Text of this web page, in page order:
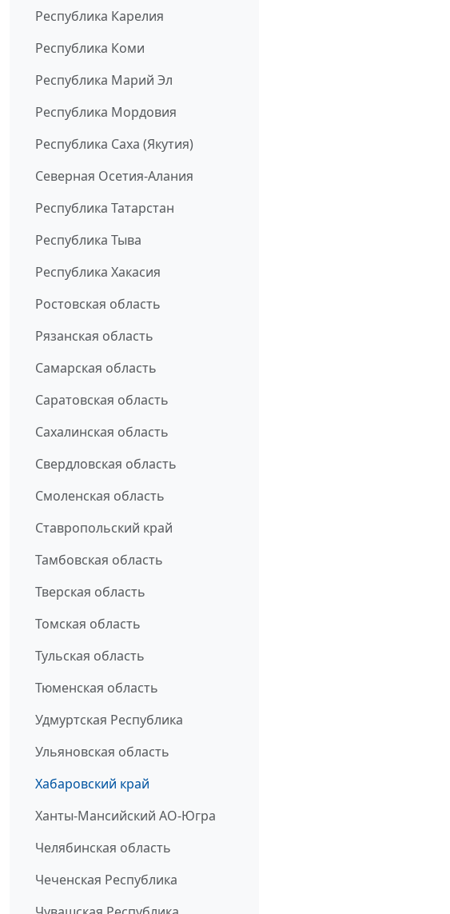
Республика Карелия
Республика Коми
Республика Марий Эл
Республика Мордовия
Республика Саха (Якутия)
Северная Осетия-Алания
Республика Татарстан
Республика Тыва
Республика Хакасия
Ростовская область
Рязанская область
Самарская область
Саратовская область
Сахалинская область
Свердловская область
Смоленская область
Ставропольский край
Тамбовская область
Тверская область
Томская область
Тульская область
Тюменская область
Удмуртская Республика
Ульяновская область
Хабаровский край
Ханты-Мансийский АО-Югра
Челябинская область
Чеченская Республика